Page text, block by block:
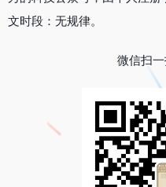
文时段：无规律。
微信扫